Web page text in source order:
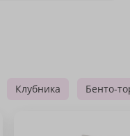
Клубника Бенто-